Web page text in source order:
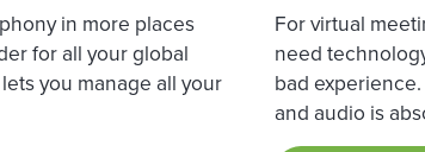
in more places
for all your global
you manage all your
For virtual
need
bad
and audio is